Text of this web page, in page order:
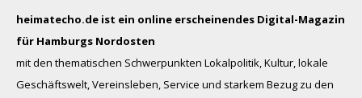
heimatecho.de ist ein online erscheinendes Digital-Magazin
für Hamburgs Nordosten
mit den thematischen Schwerpunkten Lokalpolitik, Kultur, lokale
Geschäftswelt, Vereinsleben, Service und starkem Bezug zu den